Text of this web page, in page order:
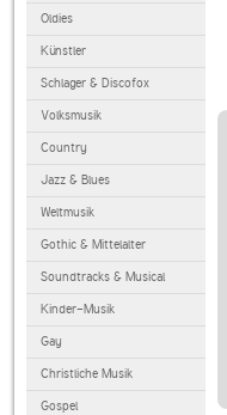
Oldies
Künstler
Schlager & Discofox
Volksmusik
Country
Jazz & Blues
Weltmusik
Gothic & Mittelalter
Soundtracks & Musical
Kinder-Musik
Gay
Christliche Musik
Gospel